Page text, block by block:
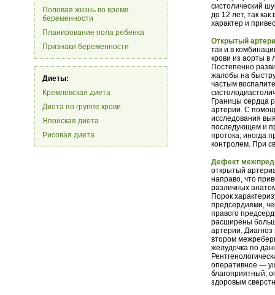
Половая жизнь во время
беременности
Планирование пола ребенка
Признаки беременности
Диеты:
Кремлевская диета
Диета по группе крови
Японская диета
Рисовая диета
систолический
до 12 лет, так
характер и
Открытый
так и в
крови из аорты в
Постепенно
жалобы на
частым
Границы сердца
артерии. С
исследования
последующем и
протока; иногда
контролем. При
Дефект
открытый
направо, что
различных
Порок
предсердиями,
правого
расширены
артерии. Диагноз
втором
желудочка по
оперативное —
благоприятный;
здоровым